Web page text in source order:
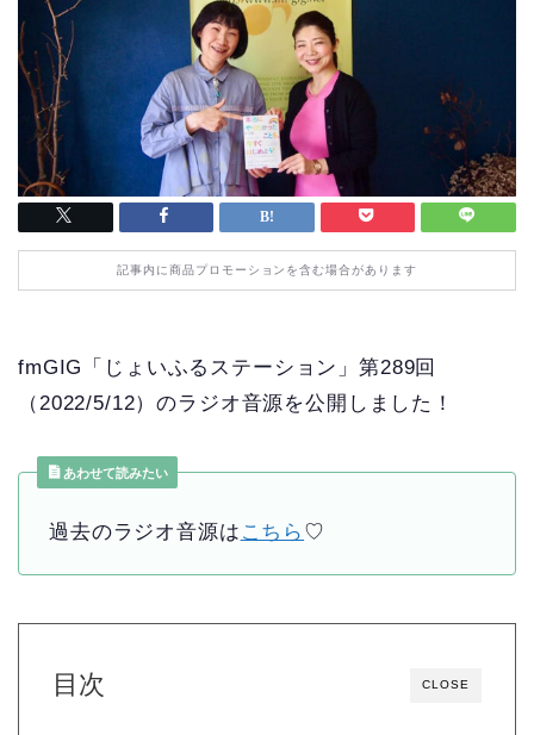
記事内に商品プロモーションを含む場合があります
fmGIG「じょいふるステーション」第289回
（2022/5/12）のラジオ音源を公開しました！
あわせて読みたい
過去のラジオ音源は こちら ♡
CLOSE
目次